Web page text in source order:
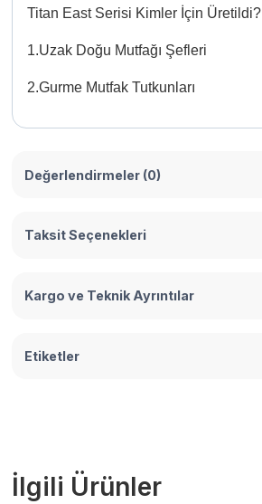
Titan East Serisi Kimler İçin Üretildi?
1.Uzak Doğu Mutfağı Şefleri
2.Gurme Mutfak Tutkunları
Değerlendirmeler (0)
Taksit Seçenekleri
Kargo ve Teknik Ayrıntılar
Etiketler
İlgili Ürünler